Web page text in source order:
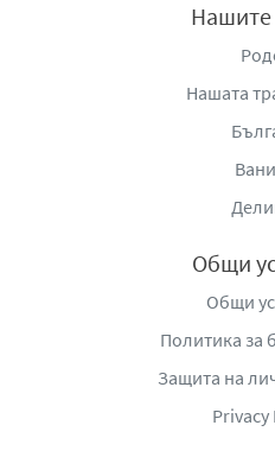
вкусна и хранителна
Протеиновият бар ClashVit
хора, които ценят баланса
функционалност. Той
свежест, удобство и
един компактен продукт.
info@clashvit.com
Нашата
Общи
Общи
Политика за
Защита на
Privacy